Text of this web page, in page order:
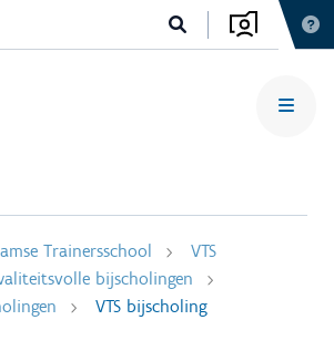
Trainersschool
VTS
bijscholingen
VTS bijscholing